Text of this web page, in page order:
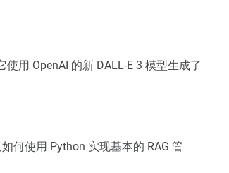
用 OpenAI 的新 DALL-E 3 模型生成了
何使用 Python 实现基本的 RAG 管